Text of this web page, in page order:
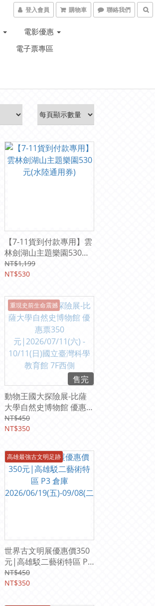
登入會員 購物車 聯絡我們
電影優惠
電子票專區
【7-11貨到付款專用】雲
林劍湖山主題樂園530元
(水陸通用券)
NT$1,199
NT$530
重現史前生命震撼
售完
動物王國大探險展-比薩
大學自然史博物館 優惠票
350元|2026/07/11(六) -
10/11(日)國立臺灣科學教
NT$450
NT$350
高雄最強古文明足跡
世界古文明展優惠價350
元|高雄駁二藝術特區 P3
倉庫
2026/06/19(五)-09/08(二
NT$450
NT$350